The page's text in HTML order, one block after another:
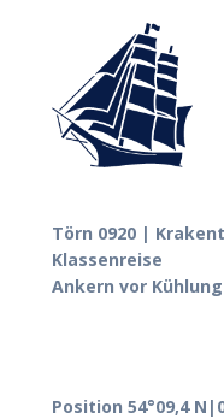
Törn 0920 |
Klassenreise
Ankern vor
Position 54°09,4